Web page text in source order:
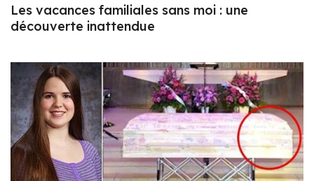
Les vacances familiales sans moi : une
découverte inattendue